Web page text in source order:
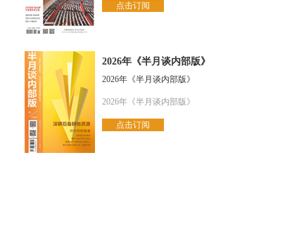
点击订阅
2026年《半月谈内部版》
2026年《半月谈内部版》
2026年《半月谈内部版》
点击订阅